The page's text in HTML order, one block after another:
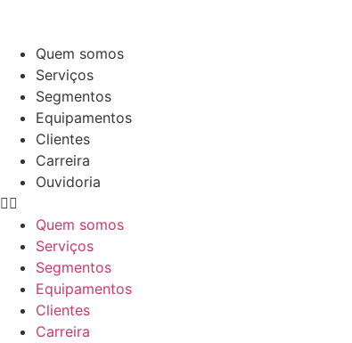
Quem somos
Serviços
Segmentos
Equipamentos
Clientes
Carreira
Ouvidoria
Quem somos
Serviços
Segmentos
Equipamentos
Clientes
Carreira